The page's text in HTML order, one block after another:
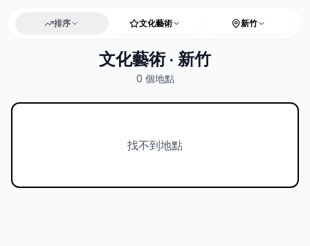
排序 文化藝術 新竹
文化藝術 · 新竹
0 個地點
找不到地點